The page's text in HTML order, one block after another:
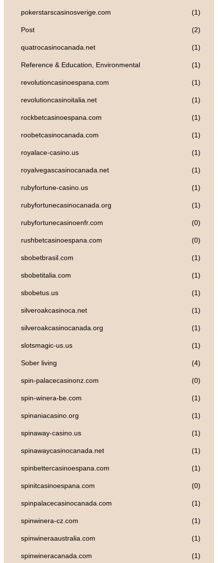
pokerstarscasinosverige.com (1)
Post (2)
quatrocasinocanada.net (1)
Reference & Education, Environmental (1)
revolutioncasinoespana.com (1)
revolutioncasinoitalia.net (1)
rockbetcasinoespana.com (1)
roobetcasinocanada.com (1)
royalace-casino.us (1)
royalvegascasinocanada.net (1)
rubyfortune-casino.us (1)
rubyfortunecasinocanada.org (1)
rubyfortunecasinoenfr.com (0)
rushbetcasinoespana.com (0)
sbobetbrasil.com (1)
sbobetitalia.com (1)
sbobetus.us (1)
silveroakcasinoca.net (1)
silveroakcasinocanada.org (1)
slotsmagic-us.us (1)
Sober living (4)
spin-palacecasinonz.com (0)
spin-winera-be.com (1)
spinaniacasino.org (1)
spinaway-casino.us (1)
spinawaycasinocanada.net (1)
spinbettercasinoespana.com (1)
spinitcasinoespana.com (0)
spinpalacecasinocanada.com (1)
spinwinera-cz.com (1)
spinwineraaustralia.com (1)
spinwineracanada.com (1)